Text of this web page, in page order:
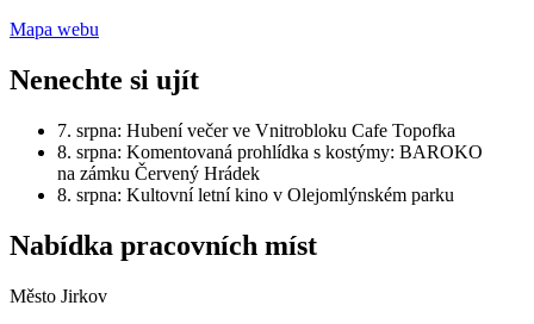
Mapa webu
Nenechte si ujít
7. srpna: Hubení večer ve Vnitrobloku Cafe Topofka
8. srpna: Komentovaná prohlídka s kostýmy: BAROKO
na zámku Červený Hrádek
8. srpna: Kultovní letní kino v Olejomlýnském parku
Nabídka pracovních míst
Město Jirkov